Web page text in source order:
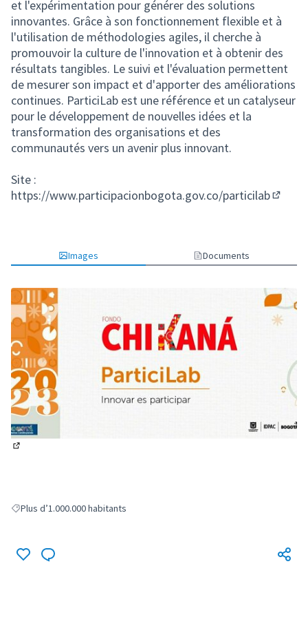
et l'expérimentation pour générer des solutions
innovantes. Grâce à son fonctionnement flexible et à
l'utilisation de méthodologies agiles, il cherche à
promouvoir la culture de l'innovation et à obtenir des
résultats tangibles. Le suivi et l'évaluation permettent
de mesurer son impact et d'apporter des améliorations
continues. ParticiLab est une référence et un catalyseur
pour le développement de nouvelles idées et la
transformation des organisations et des
communautés vers un avenir plus innovant.
Site :
https://www.participacionbogota.gov.co/particilab
Images Documents
Filter results for: Plus d’1.000.000 habitants
Plus d’1.000.000 habitants